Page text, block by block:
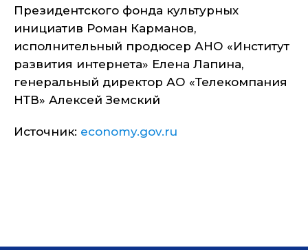
Президентского фонда культурных
инициатив Роман Карманов,
исполнительный продюсер АНО «Институт
развития интернета» Елена Лапина,
генеральный директор АО «Телекомпания
НТВ» Алексей Земский
Источник: economy.gov.ru